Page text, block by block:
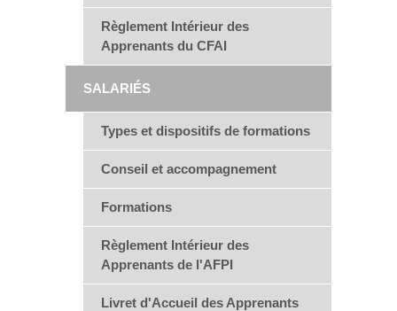
Règlement Intérieur des
Apprenants du CFAI
SALARIÉS
Types et dispositifs de formations
Conseil et accompagnement
Formations
Règlement Intérieur des
Apprenants de l'AFPI
Livret d'Accueil des Apprenants